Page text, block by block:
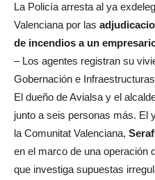
La Policía arresta al ya
Valenciana por las
de incendios a un
– Los agentes registran su
Gobernación e
El dueño de Avialsa y el
junto a seis personas más. El
la Comunitat Valenciana,
en el marco de una operación
que investiga supuestas